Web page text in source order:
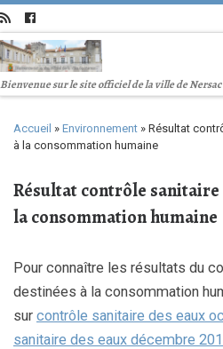
Bienvenue sur le site officiel de la ville de Nersac
Accueil » Environnement » Résultat
à la consommation humaine
Résultat contrôle sanitaire
la consommation humaine
Pour connaître les résultats du
destinées à la consommation
sur contrôle sanitaire des eaux
sanitaire des eaux décembre